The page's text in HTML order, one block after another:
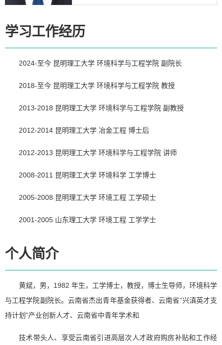
学习工作经历
2024-至今 昆明理工大学 环境科学与工程学院 副院长
2018-至今 昆明理工大学 环境科学与工程学院 教授
2013-2018 昆明理工大学 环境科学与工程学院 副教授
2012-2014 昆明理工大学 冶金工程 博士后
2012-2013 昆明理工大学 环境科学与工程学院 讲师
2008-2011 昆明理工大学 环境科学 工学博士
2005-2008 昆明理工大学 环境工程 工学硕士
2001-2005 山东理工大学 环境工程 工学学士
个人简介
黄斌，男，1982 年生，工学博士，教授，博士生导师，环境科学
与工程学院副院长。云南省杰出青年基金获得者、云南省“兴滇英才支
持计划”产业创新人才、云南省中青年学术和
技术带头人、享受云南省引进高层次人才政府购房补贴和工作经